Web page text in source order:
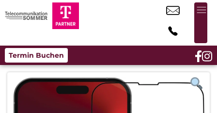
Termin Buchen